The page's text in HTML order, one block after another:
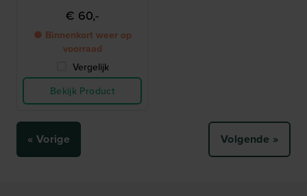
€ 60,-
● Binnenkort weer op
voorraad
Vergelijk
Bekijk Product
« Vorige Volgende »